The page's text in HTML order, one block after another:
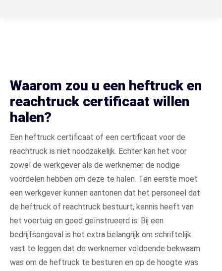
Waarom zou u een heftruck en
reachtruck certificaat willen
halen?
Een heftruck certificaat of een certificaat voor de
reachtruck is niet noodzakelijk. Echter kan het voor
zowel de werkgever als de werknemer de nodige
voordelen hebben om deze te halen. Ten eerste moet
een werkgever kunnen aantonen dat het personeel dat
de heftruck of reachtruck bestuurt, kennis heeft van
het voertuig en goed geïnstrueerd is. Bij een
bedrijfsongeval is het extra belangrijk om schriftelijk
vast te leggen dat de werknemer voldoende bekwaam
was om de heftruck te besturen en op de hoogte was